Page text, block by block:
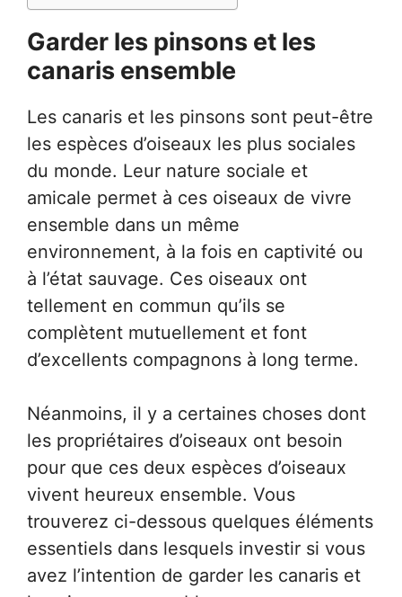
Garder les pinsons et les
canaris ensemble
Les canaris et les pinsons sont peut-être
les espèces d’oiseaux les plus sociales
du monde. Leur nature sociale et
amicale permet à ces oiseaux de vivre
ensemble dans un même
environnement, à la fois en captivité ou
à l’état sauvage. Ces oiseaux ont
tellement en commun qu’ils se
complètent mutuellement et font
d’excellents compagnons à long terme.
Néanmoins, il y a certaines choses dont
les propriétaires d’oiseaux ont besoin
pour que ces deux espèces d’oiseaux
vivent heureux ensemble. Vous
trouverez ci-dessous quelques éléments
essentiels dans lesquels investir si vous
avez l’intention de garder les canaris et